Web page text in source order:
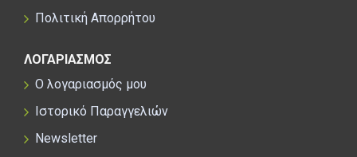
Πολιτική Απορρήτου
ΛΟΓΑΡΙΑΣΜΟΣ
Ο λογαριασμός μου
Ιστορικό Παραγγελιών
Newsletter